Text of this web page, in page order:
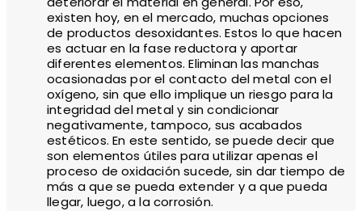
existen hoy, en el mercado, muchas opciones
de productos desoxidantes. Estos lo que hacen
es actuar en la fase reductora y aportar
diferentes elementos. Eliminan las manchas
ocasionadas por el contacto del metal con el
oxígeno, sin que ello implique un riesgo para la
integridad del metal y sin condicionar
negativamente, tampoco, sus acabados
estéticos. En este sentido, se puede decir que
son elementos útiles para utilizar apenas el
proceso de oxidación sucede, sin dar tiempo de
más a que se pueda extender y a que pueda
llegar, luego, a la corrosión.